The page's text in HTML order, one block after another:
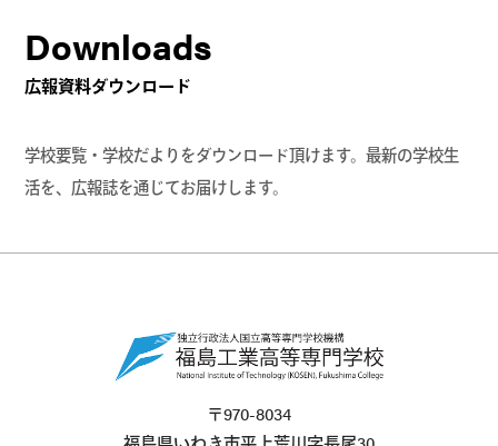
Downloads
広報資料ダウンロード
学校要覧・学校だよりをダウンロード頂けます。最新の学校生
活を、広報誌を通じてお届けします。
〒970-8034